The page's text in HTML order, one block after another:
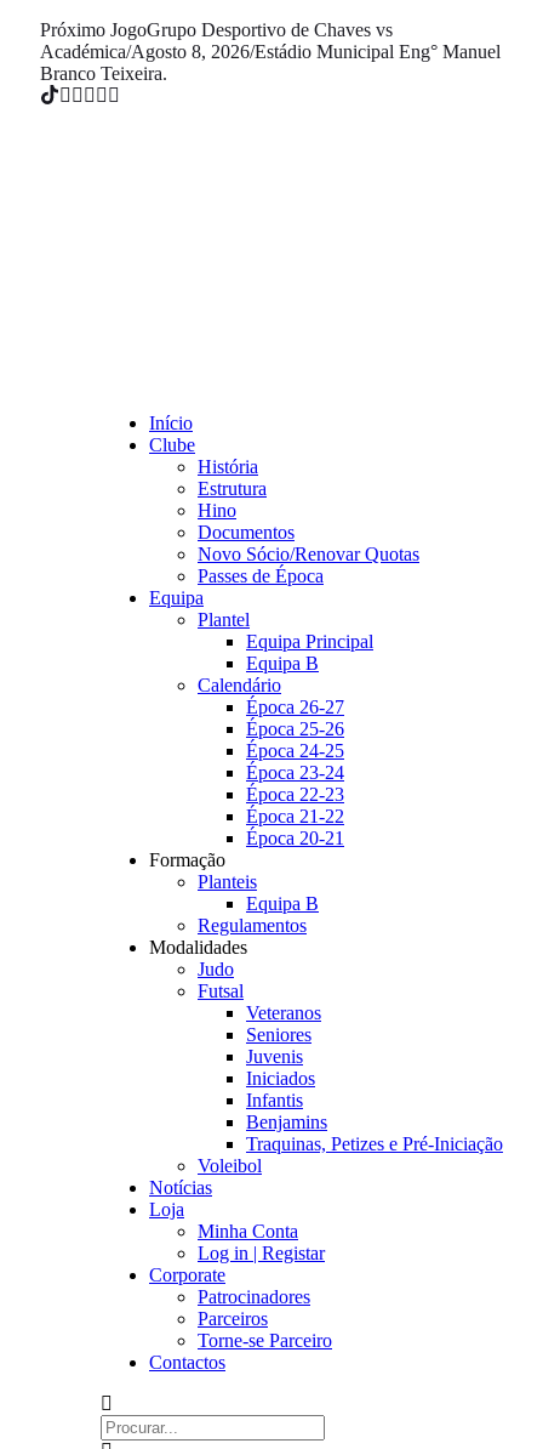
Próximo JogoGrupo Desportivo de Chaves vs
Académica/Agosto 8, 2026/Estádio Municipal Eng° Manuel
Branco Teixeira.
Início
Clube
História
Estrutura
Hino
Documentos
Novo Sócio/Renovar Quotas
Passes de Época
Equipa
Plantel
Equipa Principal
Equipa B
Calendário
Época 26-27
Época 25-26
Época 24-25
Época 23-24
Época 22-23
Época 21-22
Época 20-21
Formação
Planteis
Equipa B
Regulamentos
Modalidades
Judo
Futsal
Veteranos
Seniores
Juvenis
Iniciados
Infantis
Benjamins
Traquinas, Petizes e Pré-Iniciação
Voleibol
Notícias
Loja
Minha Conta
Log in | Registar
Corporate
Patrocinadores
Parceiros
Torne-se Parceiro
Contactos